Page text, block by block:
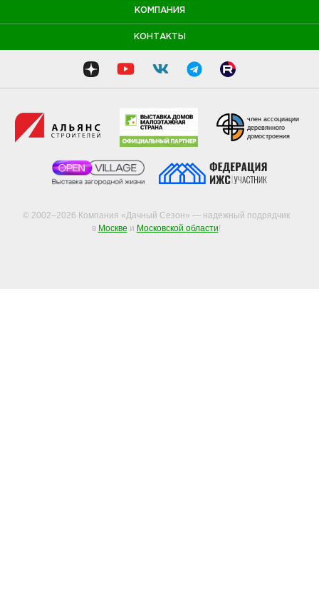
КОМПАНИЯ
КОНТАКТЫ
© 2002–2026 Компания «Дачный Сезон» — надежный подрядчик
в Москве и Московской области!
член ассоциации
деревянного
домостроения